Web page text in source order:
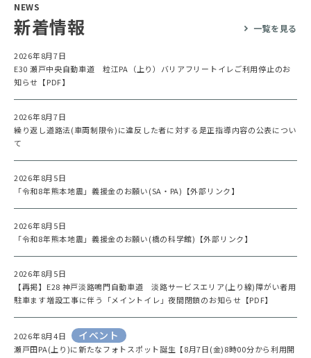
NEWS
新着情報 一覧を見る
2026年8月7日
E30 瀬戸中央自動車道 粒江PA（上り）バリアフリートイレご利用停止のお
知らせ【PDF】
2026年8月7日
繰り返し道路法(車両制限令)に違反した者に対する是正指導内容の公表につい
て
2026年8月5日
「令和8年熊本地震」義援金のお願い(SA・PA)【外部リンク】
2026年8月5日
「令和8年熊本地震」義援金のお願い(橋の科学館)【外部リンク】
2026年8月5日
【再掲】E28 神戸淡路鳴門自動車道 淡路サービスエリア(上り線)障がい者用
駐車ます増設工事に伴う「メイントイレ」夜間閉鎖のお知らせ【PDF】
2026年8月4日 イベント
瀬戸田PA(上り)に新たなフォトスポット誕生【8月7日(金)8時00分から利用開